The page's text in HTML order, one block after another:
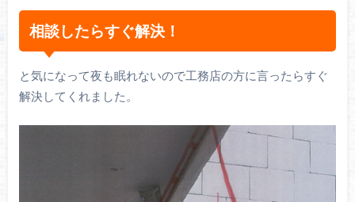
相談したらすぐ解決！
と気になって夜も眠れないので工務店の方に言ったらすぐ
解決してくれました。